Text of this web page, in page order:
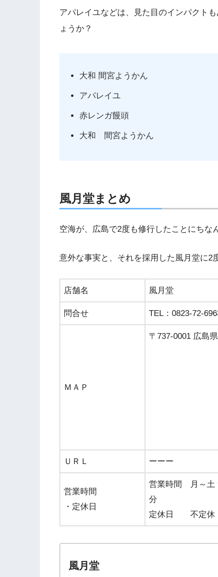
アパレイユなどは、見た目のインパクト
ょうか？
大和 間宮ようかん
アパレイユ
赤レンガ饅頭
大和 間宮ようかん
風月堂まとめ
空海が、広島で2度も修行したことにちな
意外な事実と、それを採用した風月堂に2
店舗名 風月堂
問合せ TEL：0823-72-
ＭＡＰ
〒737-0001 広島
ＵＲＬ ーーー
営業時間
・定休日
営業時間 月～土
分
定休日 不定休
風月堂